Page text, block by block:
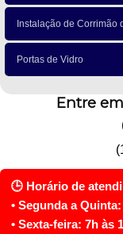
Instalação de Corrimão
Portas de Vidro
Entre